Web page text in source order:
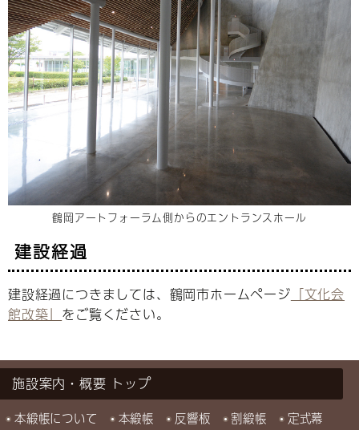
鶴岡アートフォーラム側からのエントランスホール
建設経過
建設経過につきましては、鶴岡市ホームページ 「文化会
館改築」 をご覧ください。
施設案内・概要
本緞帳について 本緞帳 反響板 割緞帳
定式幕